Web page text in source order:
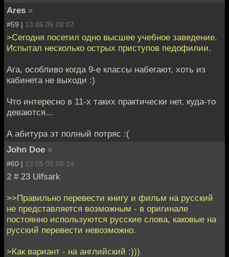
Ares »
#59 | 13.05.05 08:07
>Сегодня посетил одно высшее учебное заведение.
Испытал несколько острых приступов педофилии.
Ага, особливо когда 9-е классы набегают, хоть из
кабинета не выходи :)
Что интересно в 11-х таких практически нет, куда-то
деваются...
А абитура эт полный потряс :(
John Doe »
#60 | 13.05.05 08:24
2 # 23 Ulfsark
>>Правильно перевести книгу и фильм на русский
не представляется возможным - в оригинале
постоянно используются русские слова, каковые на
русский перевести невозможно.
>Как вариант - на английский :)))